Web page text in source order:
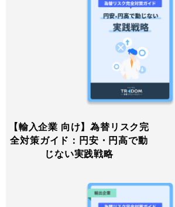
【輸入企業 向け】為替リスク完
全対策ガイド：円安・円高で動
じない実践戦略